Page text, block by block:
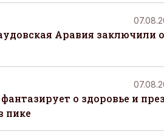
Аравия заключили
о здоровье и
пике